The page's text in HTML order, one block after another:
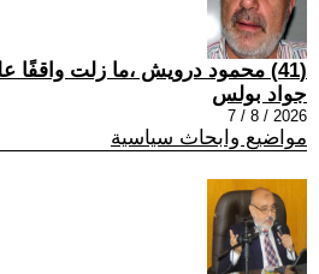
(41) محمود درويش ،ما زلت واقفًا على الريح بيننا
جواد بولس
2026 / 8 / 7
مواضيع وابحاث سياسية